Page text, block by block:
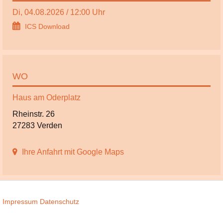
Di, 04.08.2026 / 12:00 Uhr
ICS Download
WO
Haus am Oderplatz
Rheinstr. 26
27283 Verden
Ihre Anfahrt mit Google Maps
Impressum Datenschutz